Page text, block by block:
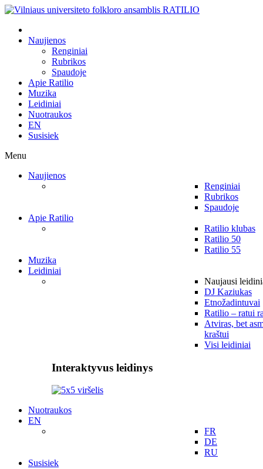
Naujienos
Renginiai
Rubrikos
Spaudoje
Apie Ratilio
Muzika
Leidiniai
Nuotraukos
EN
Susisiek
Menu
Naujienos
Renginiai
Rubrikos
Spaudoje
Apie Ratilio
Ratilio klubas
Ratilio 50
Ratilio 55
Muzika
Leidiniai
Naujausi
DJ Kaziukas
Etnožadintuvai
Ratilio – ratui
Atviras, bet
kraštui
Visi leidiniai
Interaktyvus leidinys
Nuotraukos
EN
FR
DE
RU
Susisiek